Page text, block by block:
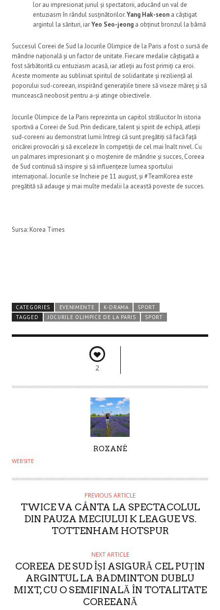
lor au impresionat juriul și spectatorii, aducând un val de
entuziasm în rândul susținătorilor.Yang Hak-seon a câștigat
argintul la sărituri, iarYeo Seo-jeong a obținut bronzul la bârnă
Succesul Coreei de Sud la Jocurile Olimpice de la Paris a fost o sursă de
mândrie națională și un factor de unitate. Fiecare medalie câștigată a
fost sărbătorită cu entuziasm acasă, iar atleții au fost primiți ca eroi.
Aceste momente au subliniat spiritul de solidaritate și reziliență al
poporului sud-coreean, inspirând generațiile tinere să viseze măreț și să
muncească neobosit pentru a-și atinge obiectivele.
Jocurile Olimpice de la Paris reprezinta un capitol strălucitor în istoria
sportivă a Coreei de Sud. Prin dedicare, talent și spirit de echipă, atleții
sud-coreeni au demonstrat lumii întregi că sunt pregătiți să facă față
oricărei provocări și să exceleze în competiții de cel mai înalt nivel. Cu
un palmares impresionant și o moștenire de mândrie și succes, Coreea
de Sud continuă să inspire și să influențeze lumea sportului
internațional. Jocurile se încheie pe 11 august, și #TeamKorea este
pregătită să adauge și mai multe medalii la această poveste de succes.
Sursa: Korea Times
CATEGORIES EVENIMENTE K-DRAMA
SPORT
TAGGED
JOCURILE OLIMPICE DE LA PARIS SPORT
2
U
H
ROXANÉ
WEBSITE
PREVIOUS ARTICLE
TWICE VA CÂNTA LA SPECTACOLUL
DIN PAUZA MECIULUI K LEAGUE VS.
TOTTENHAM HOTSPUR
NEXT ARTICLE
COREEA DE SUD ÎȘI ASIGURĂ CEL PUȚIN
ARGINTUL LA BADMINTON DUBLU
MIXT, CU O SEMIFINALĂ ÎN TOTALITATE
COREEANĂ